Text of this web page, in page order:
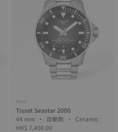
New
Tissot Seastar 2000
44 mm • 自動款 • Ceramic
HK$ 7,400.00